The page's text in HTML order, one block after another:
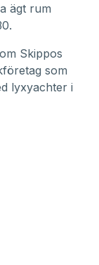
ägt rum
Skippos
som
lyxyachter i